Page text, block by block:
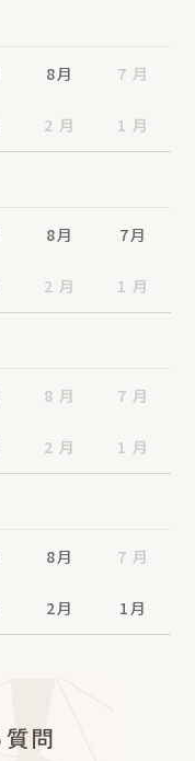
8月 7 月
2 月 1 月
8月 7月
2 月 1 月
8 月 7 月
2 月 1 月
8月 7 月
2月 1月